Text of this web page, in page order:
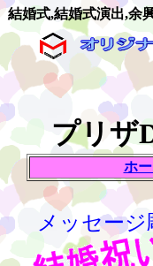
結婚式,結婚式演出,余
メッセー
ホ
プリザ